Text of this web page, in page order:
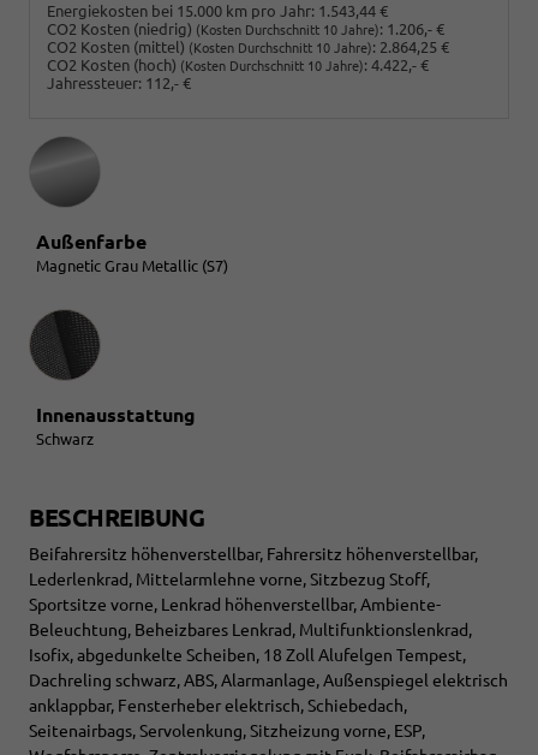
Energiekosten bei 15.000 km pro Jahr: 1.543,44 €
CO2 Kosten (niedrig) (Kosten Durchschnitt 10 Jahre): 1.206,- €
CO2 Kosten (mittel) (Kosten Durchschnitt 10 Jahre): 2.864,25 €
CO2 Kosten (hoch) (Kosten Durchschnitt 10 Jahre): 4.422,- €
Jahressteuer: 112,- €
Außenfarbe
Magnetic Grau Metallic (S7)
Innenausstattung
Innenausstattung
Schwarz
BESCHREIBUNG
Beifahrersitz höhenverstellbar, Fahrersitz höhenverstellbar,
Lederlenkrad, Mittelarmlehne vorne, Sitzbezug Stoff,
Sportsitze vorne, Lenkrad höhenverstellbar, Ambiente-
Beleuchtung, Beheizbares Lenkrad, Multifunktionslenkrad,
Isofix, abgedunkelte Scheiben, 18 Zoll Alufelgen Tempest,
Dachreling schwarz, ABS, Alarmanlage, Außenspiegel elektrisch
anklappbar, Fensterheber elektrisch, Schiebedach,
Seitenairbags, Servolenkung, Sitzheizung vorne, ESP,